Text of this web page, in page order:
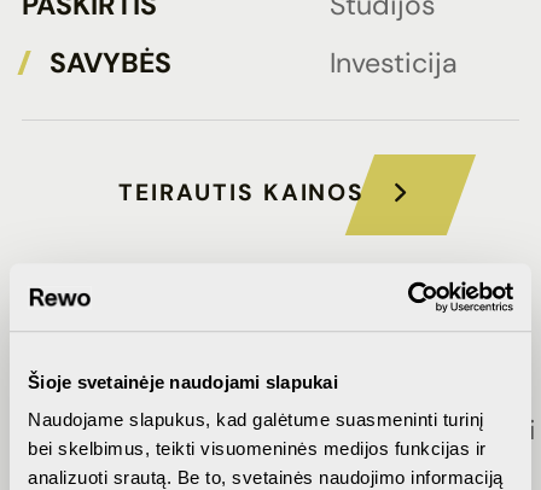
Šioje svetainėje naudojami slapukai
Naudojame slapukus, kad galėtume suasmeninti turinį
bei skelbimus, teikti visuomeninės medijos funkcijas ir
analizuoti srautą. Be to, svetainės naudojimo informaciją
SAVYBĖS
Investicija
TEIRAUTIS KAINOS
Dalinės
apdailos
aprašymas
Parkingo
planas
pasiūlymai